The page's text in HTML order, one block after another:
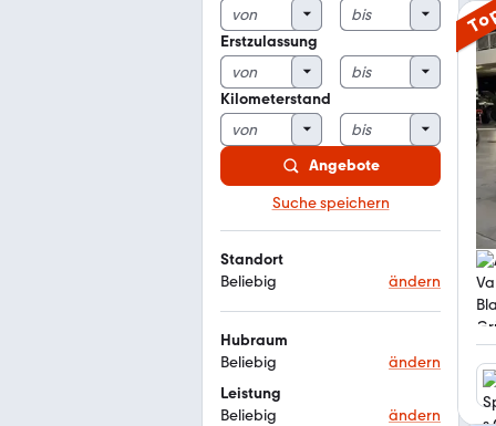
Erstzulassung
Kilometerstand
Angebote
Suche speichern
Standort
Beliebig
ändern
Hubraum
Beliebig
ändern
Leistung
Beliebig
ändern